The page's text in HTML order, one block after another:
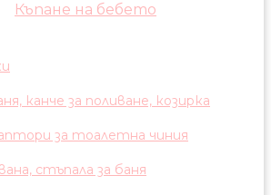
Къпане на бебето
канче за поливане, козирка
за тоалетна чиния
стъпала за баня